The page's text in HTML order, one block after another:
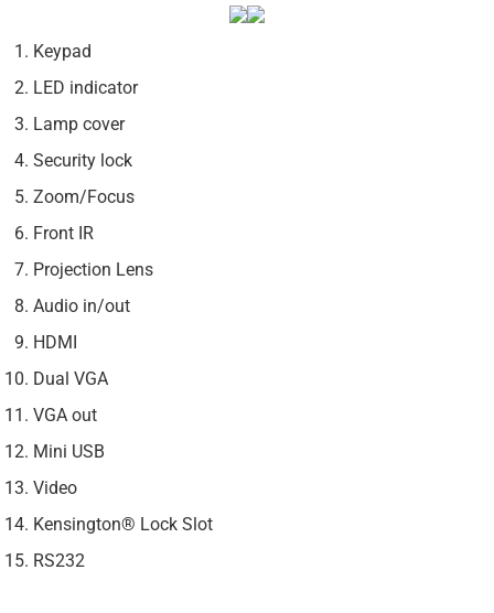
Keypad
LED indicator
Lamp cover
Security lock
Zoom/Focus
Front IR
Projection Lens
Audio in/out
HDMI
Dual VGA
VGA out
Mini USB
Video
Kensington® Lock Slot
RS232